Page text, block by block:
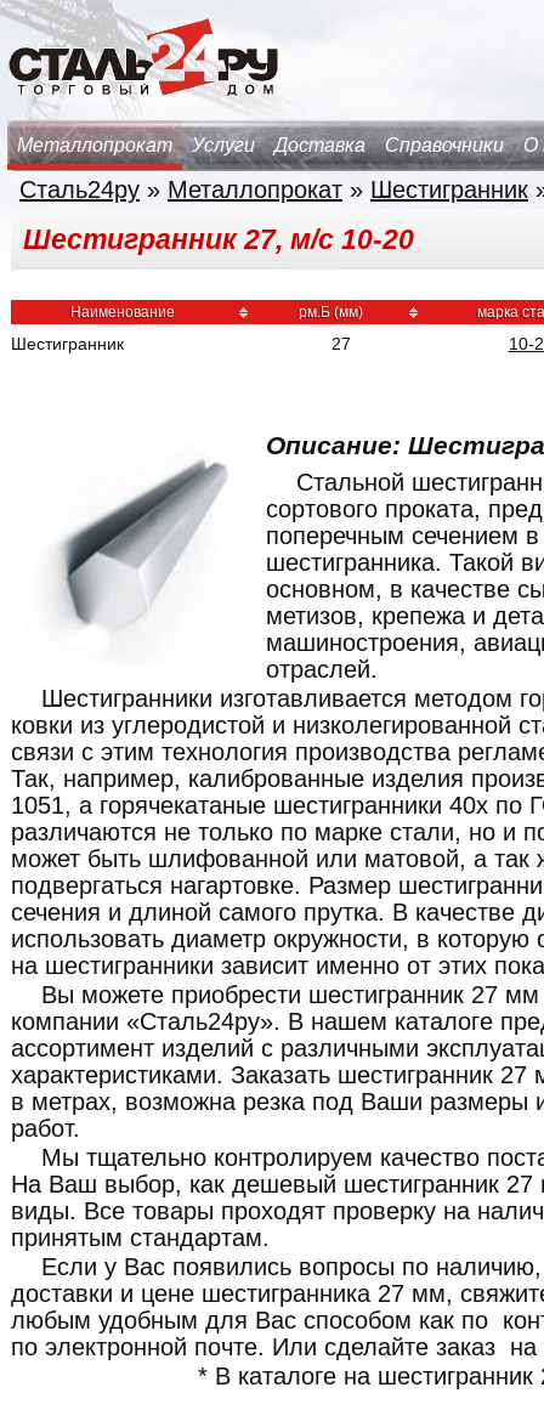
Металлопрокат Услуги Доставка Справочники О
Сталь24ру » Металлопрокат » Шестигранник
Шестигранник 27, м/с 10-20
Наименование рм.Б (мм) марка
Шестигранник 27 10-
Описание:
Стальной
сортового проката,
поперечным сечением
шестигранника. Такой
основном, в качестве
метизов, крепежа и
машиностроения,
отраслей.
Шестигранники изготавливается методом
ковки из углеродистой и низколегированной
связи с этим технология производства
Так, например, калиброванные изделия
1051, а горячекатаные шестигранники 40х
различаются не только по марке стали, но и
может быть шлифованной или матовой, а так
подвергаться нагартовке. Размер
сечения и длиной самого прутка. В качестве
использовать диаметр окружности, в
на шестигранники зависит именно от этих
Вы можете приобрести шестигранник 27
компании «Сталь24ру». В нашем каталоге
ассортимент изделий с различными
характеристиками. Заказать шестигранник
в метрах, возможна резка под Ваши размеры
работ.
Мы тщательно контролируем качество
На Ваш выбор, как дешевый шестигранник 27
виды. Все товары проходят проверку на
принятым стандартам.
Если у Вас появились вопросы по
доставки и цене шестигранника 27 мм,
любым удобным для Вас способом как по
по электронной почте. Или сделайте заказ на
* В каталоге на